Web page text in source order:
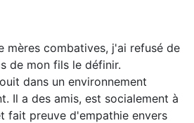
mères combatives, j'ai refusé de
de mon fils le définir.
dans un environnement
Il a des amis, est socialement à
fait preuve d'empathie envers